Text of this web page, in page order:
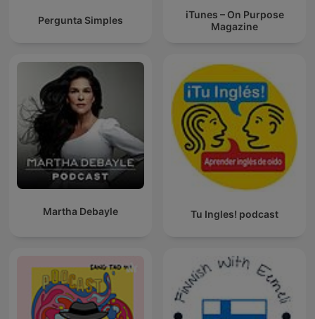
Pergunta Simples
iTunes – On Purpose
Magazine
Martha Debayle Tu Ingles! podcast